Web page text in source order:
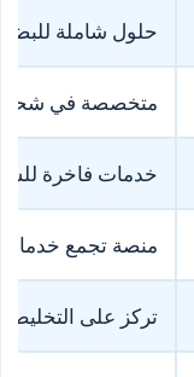
حلول شاملة
متخصصة في شحن
خدمات فاخرة
منصة تجمع خدمات
تركز على